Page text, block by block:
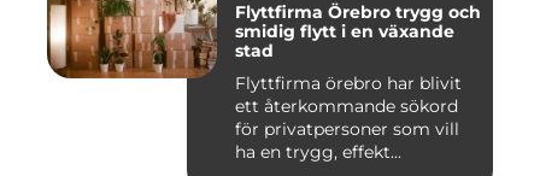
Flyttfirma Örebro trygg och
smidig flytt i en växande
stad
Flyttfirma örebro har blivit
ett återkommande sökord
för privatpersoner som vill
ha en trygg, effekt...